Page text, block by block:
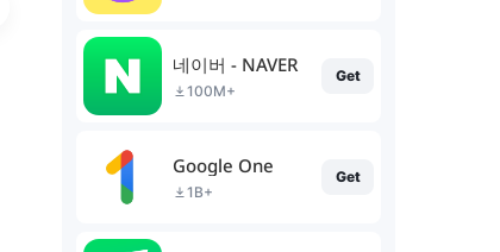
네이버 - NAVER
100M+
Get
Google One
1B+
Get